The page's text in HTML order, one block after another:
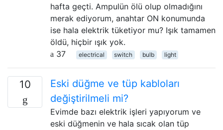
hafta geçti. Ampulün ölü olup olmadığını
merak ediyorum, anahtar ON konumunda
ise hala elektrik tüketiyor mu? Işık tamamen
öldü, hiçbir ışık yok.
37
electrical switch bulb light
10
Eski düğme ve tüp kabloları
değiştirilmeli mi?
Evimde bazı elektrik işleri yapıyorum ve
eski düğmenin ve hala sıcak olan tüp